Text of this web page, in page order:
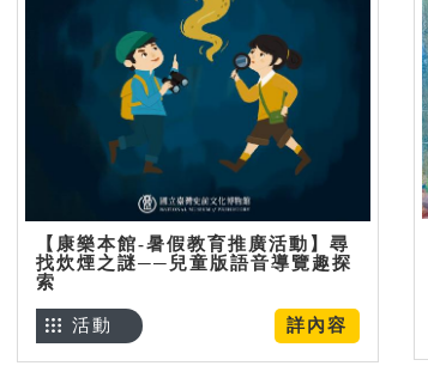
【康樂本館-暑假教育推廣活動】尋
找炊煙之謎──兒童版語音導覽趣探
索
詳內容
活動